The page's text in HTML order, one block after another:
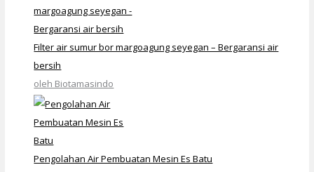
Filter air sumur bor margoagung seyegan – Bergaransi air
bersih
oleh Biotamasindo
Pengolahan Air Pembuatan Mesin Es Batu